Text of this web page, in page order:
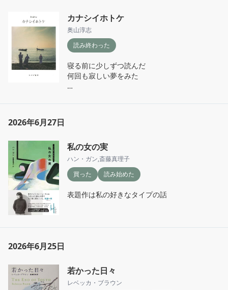
カナシイホトケ
奥山淳志
読み終わった
寝る前に少しずつ読んだ
何回も寂しい夢をみた
2026年6月27日
私の女の実
ハン・ガン,斎藤真理子
買った
読み始めた
表題作は私の好きなタイプの話
2026年6月25日
若かった日々
レベッカ・ブラウン